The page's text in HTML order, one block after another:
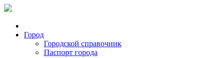
Город
Городской справочник
Паспорт города